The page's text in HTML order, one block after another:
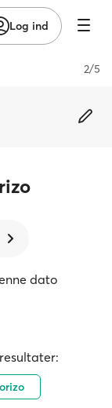
Log ind
2/5
dato